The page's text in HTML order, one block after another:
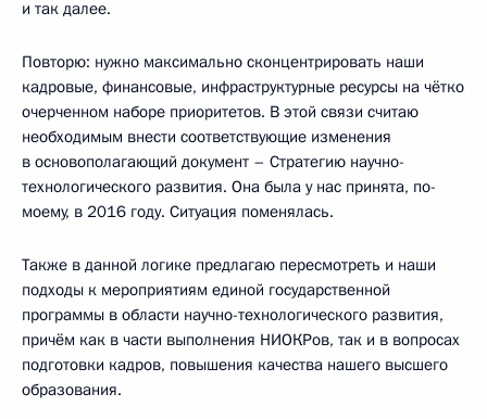
и так далее.
Повторю: нужно максимально сконцентрировать наши
кадровые, финансовые, инфраструктурные ресурсы на чётко
очерченном наборе приоритетов. В этой связи считаю
необходимым внести соответствующие изменения
в основополагающий документ – Стратегию научно-
технологического развития. Она была у нас принята, по-
моему, в 2016 году. Ситуация поменялась.
Также в данной логике предлагаю пересмотреть и наши
подходы к мероприятиям единой государственной
программы в области научно-технологического развития,
причём как в части выполнения НИОКРов, так и в вопросах
подготовки кадров, повышения качества нашего высшего
образования.